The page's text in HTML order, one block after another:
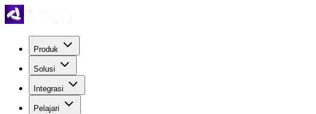
Produk
Solusi
Integrasi
Pelajari